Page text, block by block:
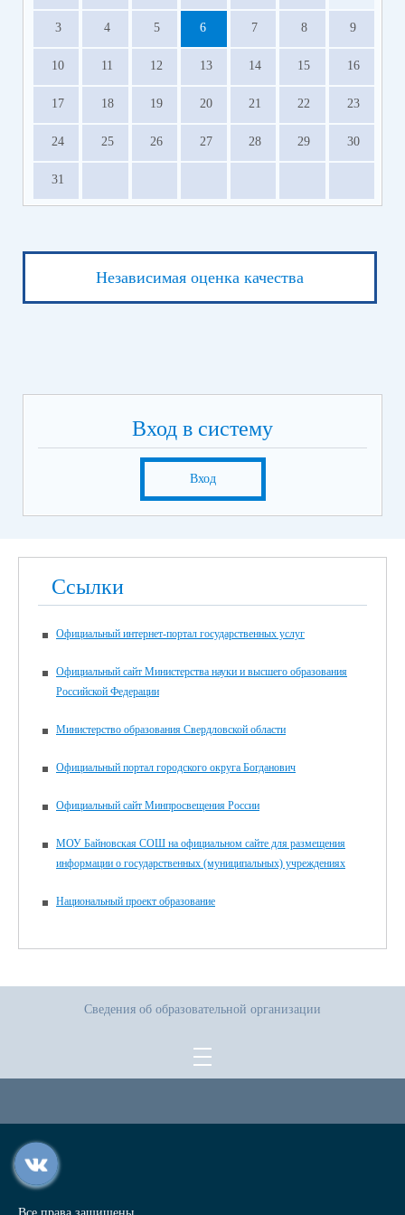
Получите помощь от фонда "Защитники
Отечества"
Прекратите или приостановите ИП участника
семей.pdf
3 4 5 6 7 8 9
10 11 12 13 14 15 16
17 18 19 20 21 22 23
24 25 26 27 28 29 30
31
Независимая оценка качества
Вход в систему
Вход
Ссылки
Официальный интернет-портал государственных услуг
Официальный сайт Министерства науки и высшего образования
Российской Федерации
Министерство образования Свердловской области
Официальный портал городского округа Богданович
Официальный сайт Минпросвещения России
МОУ Байновская СОШ на официальном сайте для размещения
информации о государственных (муниципальных) учреждениях
Национальный проект образование
Сведения об образовательной организации